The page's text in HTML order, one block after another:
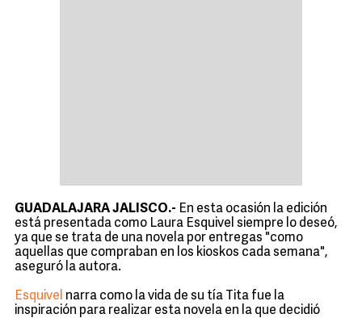
GUADALAJARA JALISCO.- En esta ocasión la edición
está presentada como Laura Esquivel siempre lo deseó,
ya que se trata de una novela por entregas "como
aquellas que compraban en los kioskos cada semana",
aseguró la autora.
Esquivel narra como la vida de su tía Tita fue la
inspiración para realizar esta novela en la que decidió